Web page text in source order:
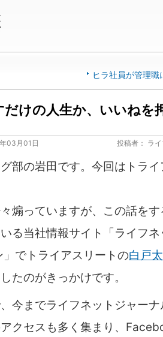
ヒラ社員が管理
だけの人生か、いいねを
03月01日 投稿者： ラ
部の岩田です。今回はトラ
煽っていますが、この話を
る当社情報サイト「ライフ
」でトライアスリートの白戸
たのがきっかけです。
今までライフネットジャー
クセスも多く集まり、